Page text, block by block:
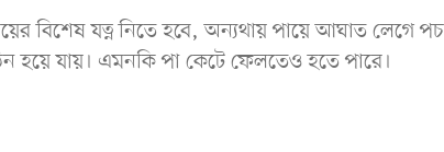
বিশেষ যত্ন নিতে হবে, অন্যথায় পায়ে আঘাত লেগে
হয়ে যায়। এমনকি পা কেটে ফেলতেও হতে পারে।